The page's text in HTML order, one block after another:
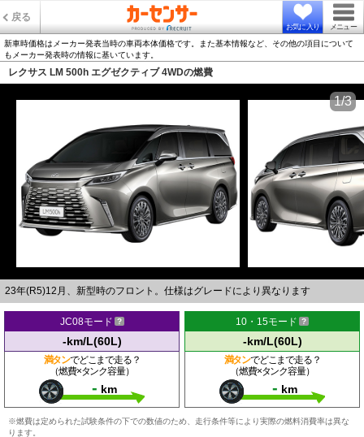
戻る
お気に入り メニュー
新車時価格はメーカー発表当時の車両本体価格です。また基本情報など、その他の項目について
もメーカー発表時の情報に基いています。
レクサス LM 500h エグゼクティブ 4WDの燃費
23年(R5)12月、新型時のフロント。仕様はグレードにより異なります
1/3
JC08モード
-km/L(60L)
満タンでどこまで走る？
（燃費×タンク容量）
- km
10・15モード
-km/L(60L)
満タンでどこまで走る？
（燃費×タンク容量）
- km
※燃費は定められた試験条件の下での数値のため、走行条件等により実際の燃料消費率は異な
ります。